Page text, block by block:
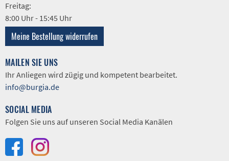
Freitag:
8:00 Uhr - 15:45 Uhr
Meine Bestellung widerrufen
MAILEN SIE UNS
Ihr Anliegen wird zügig und kompetent bearbeitet.
info@burgia.de
SOCIAL MEDIA
Folgen Sie uns auf unseren Social Media Kanälen